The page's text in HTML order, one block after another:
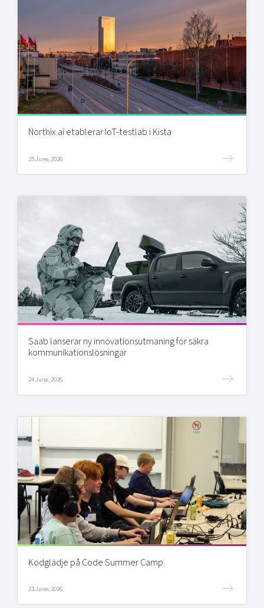
Northix.ai etablerar IoT-testlab i Kista
25 June, 2026
Saab lanserar ny innovationsutmaning för säkra
kommunikationslösningar
24 June, 2026
Kodglädje på Code Summer Camp
23 June, 2026